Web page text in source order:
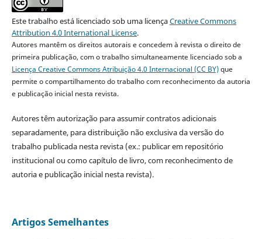
Este trabalho está licenciado sob uma licençaCreative Commons
Attribution 4.0 International License.
Autores mantêm os direitos autorais e concedem à revista o direito de
primeira publicação, com o trabalho simultaneamente licenciado sob a
Licença Creative Commons Atribuição 4.0 Internacional (CC BY)que
permite o compartilhamento do trabalho com reconhecimento da autoria
e publicação inicial nesta revista.
Autores têm autorização para assumir contratos adicionais
separadamente, para distribuição não exclusiva da versão do
trabalho publicada nesta revista (ex.: publicar em repositório
institucional ou como capítulo de livro, com reconhecimento de
autoria e publicação inicial nesta revista).
Artigos Semelhantes